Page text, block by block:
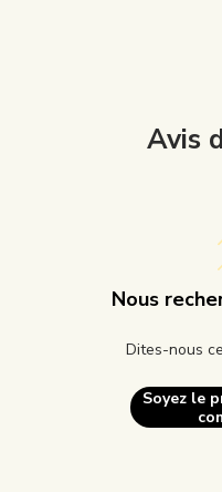
Avis
Nous
Dites-nous
Soyez le